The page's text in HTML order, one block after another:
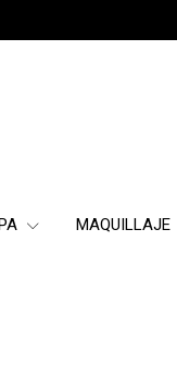
MAQUILLAJE